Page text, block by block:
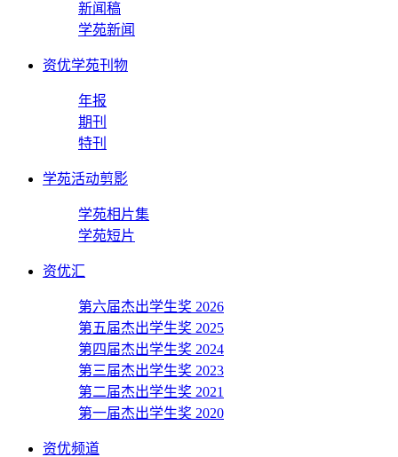
新闻稿
学苑新闻
资优学苑刊物
年报
期刊
特刊
学苑活动剪影
学苑相片集
学苑短片
资优汇
第六届杰出学生奖 2026
第五届杰出学生奖 2025
第四届杰出学生奖 2024
第三届杰出学生奖 2023
第二届杰出学生奖 2021
第一届杰出学生奖 2020
资优频道